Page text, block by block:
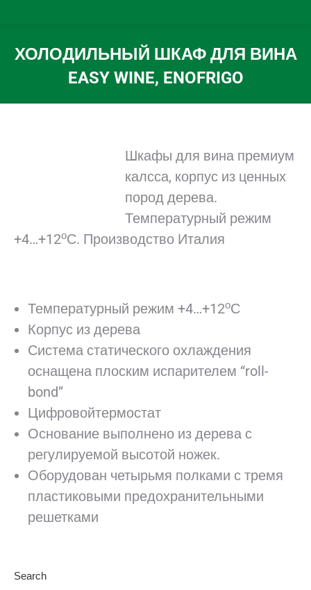
ХОЛОДИЛЬНЫЙ ШКАФ ДЛЯ ВИНА
EASY WINE, ENOFRIGO
Вы здесь:
Шкафы для вина премиум
калсса, корпус из ценных
пород дерева.
Температурный режим
+4…+12оС. Производство Италия
Температурный режим +4…+12оС
Корпус из дерева
Система статического охлаждения
оснащена плоским испарителем “roll-
bond”
Цифровойтермостат
Основание выполнено из дерева с
регулируемой высотой ножек.
Оборудован четырьмя полками с тремя
пластиковыми предохранительными
решетками
Search